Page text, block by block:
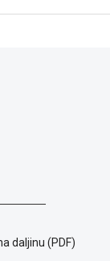
daljinu (PDF)